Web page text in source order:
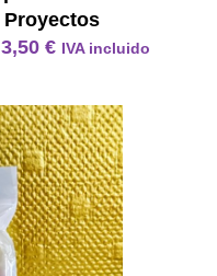
3,50 € IVA incluido